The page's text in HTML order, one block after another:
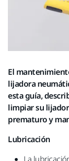
El
lijadora
esta guía,
limpiar su
prematuro y
Lubricación